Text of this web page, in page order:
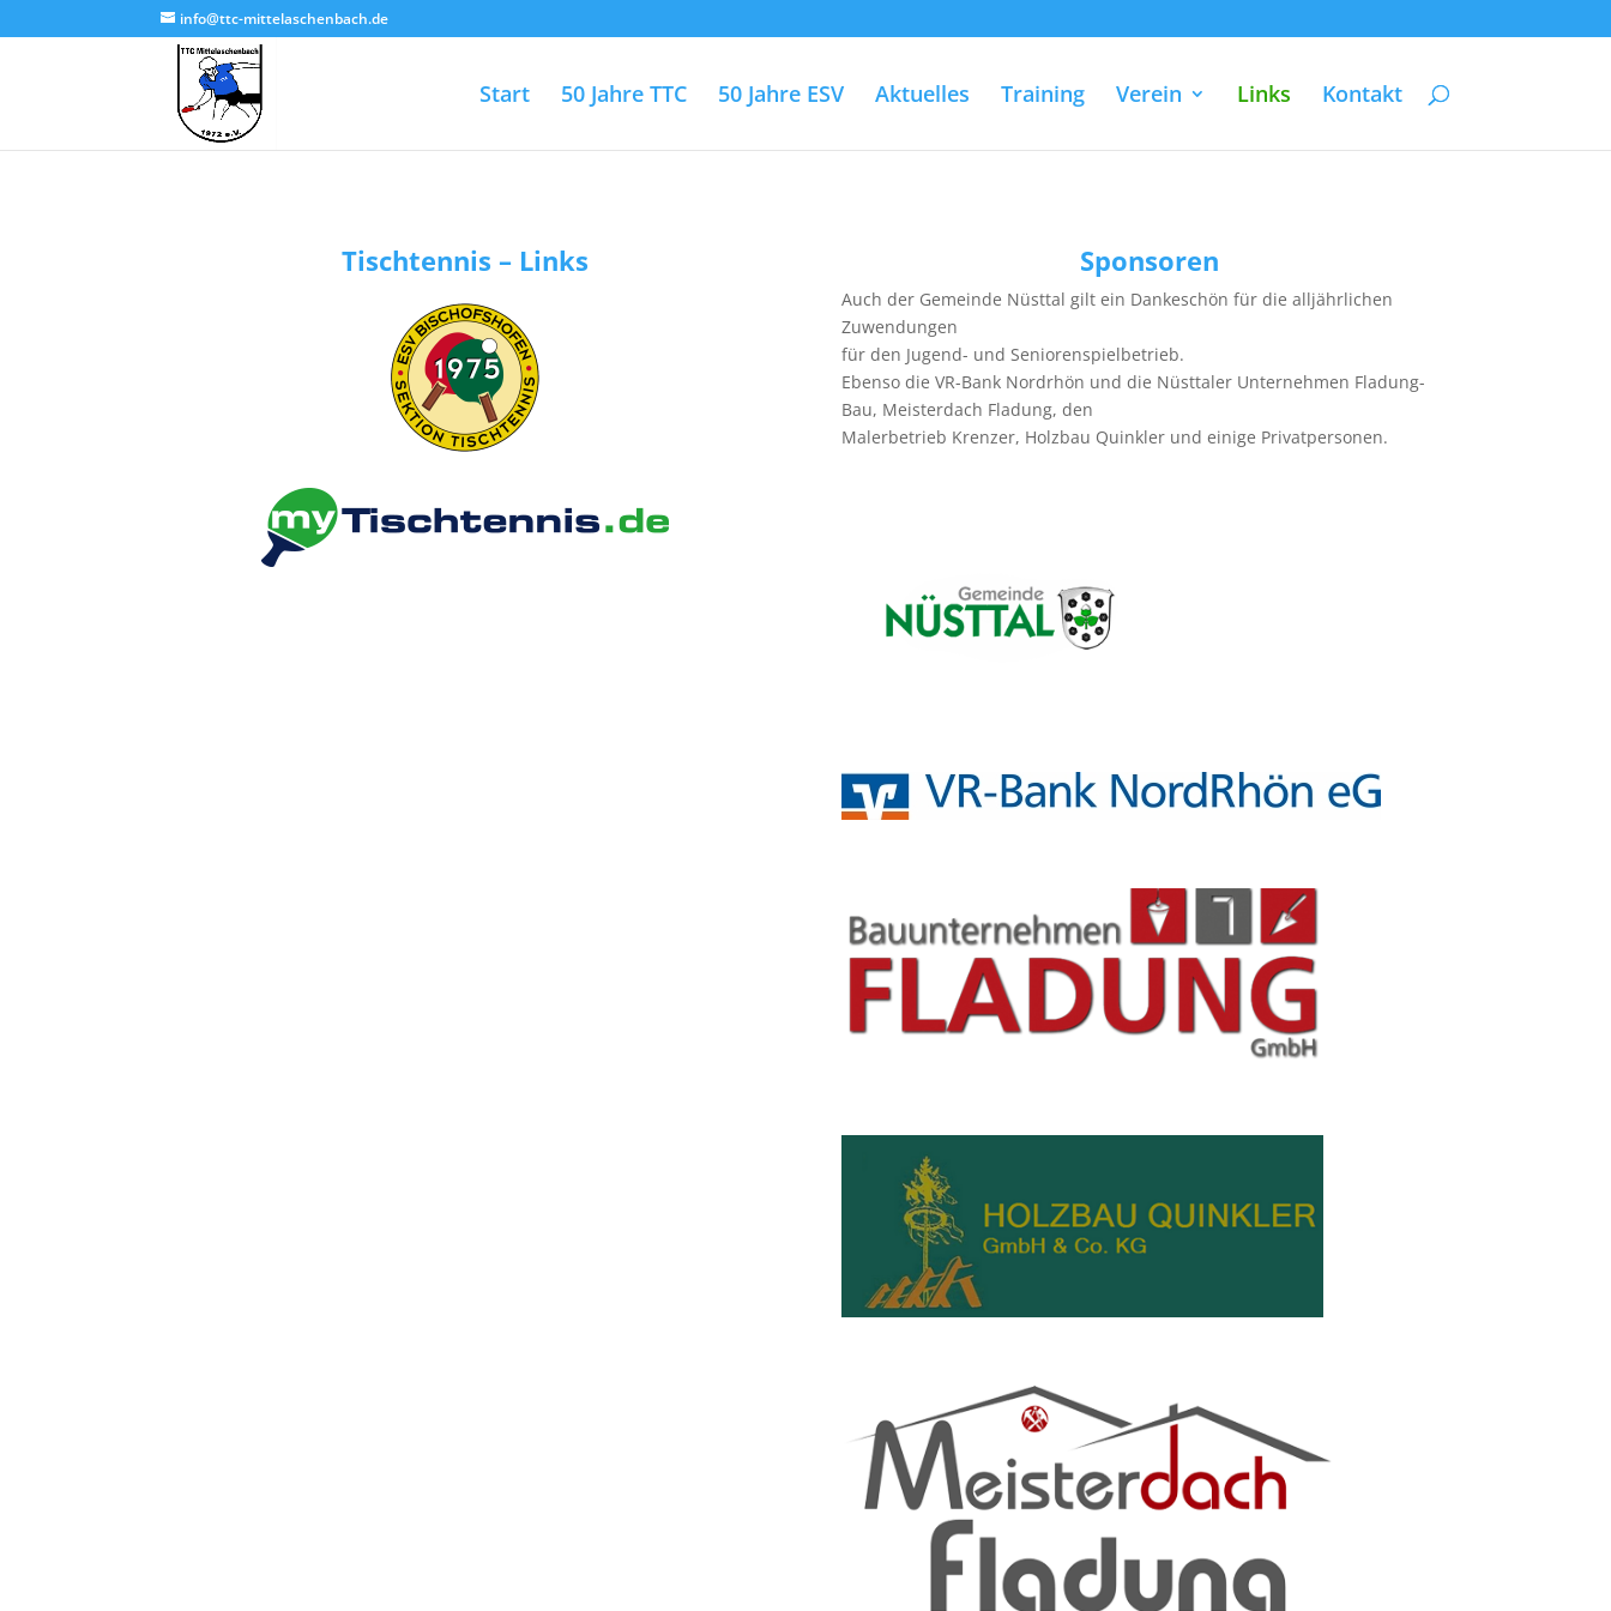
info@ttc-mittelaschenbach.de
Start 50 Jahre TTC 50 Jahre ESV Aktuelles Training Verein Links Kontakt
Tischtennis – Links Sponsoren
Auch der Gemeinde Nüsttal gilt ein Dankeschön für die alljährlichen
Zuwendungen
für den Jugend- und Seniorenspielbetrieb.
Ebenso die VR-Bank Nordrhön und die Nüsttaler Unternehmen Fladung-
Bau, Meisterdach Fladung, den
Malerbetrieb Krenzer, Holzbau Quinkler und einige Privatpersonen.